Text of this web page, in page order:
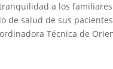
a los
de salud de sus
Técnica de